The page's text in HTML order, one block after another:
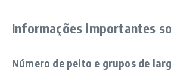
Informações importantes
Número de peito e grupos de